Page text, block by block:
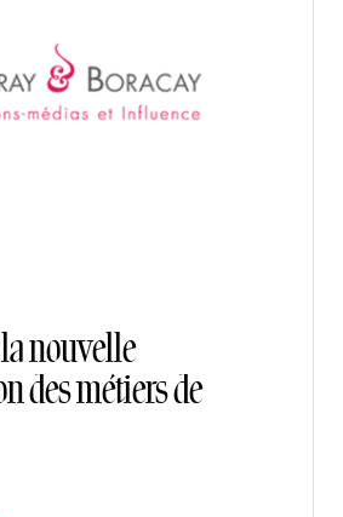
nouvelle
des métiers de